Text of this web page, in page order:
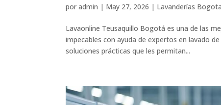
poradmin | May 27, 2026 | Lavanderías Bogota
Lavaonline Teusaquillo Bogotá es una de las
impecables con ayuda de expertos en lavado
soluciones prácticas que les permitan...